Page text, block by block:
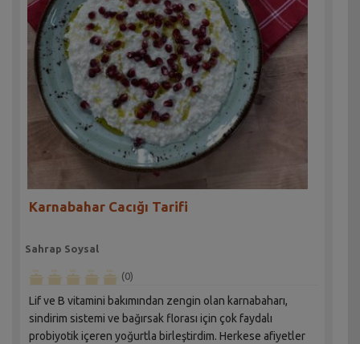
Karnabahar Cacığı Tarifi
Sahrap Soysal
(0)
Lif ve B vitamini bakımından zengin olan karnabaharı,
sindirim sistemi ve bağırsak florası için çok faydalı
probiyotik içeren yoğurtla birleştirdim. Herkese afiyetler